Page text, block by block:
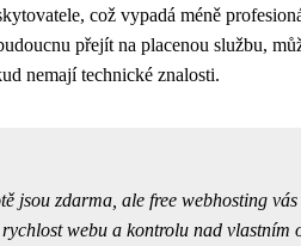
což vypadá méně
přejít na placenou službu,
nemají technické znalosti.
jsou zdarma, ale free webhosting
webu a kontrolu nad vlastním